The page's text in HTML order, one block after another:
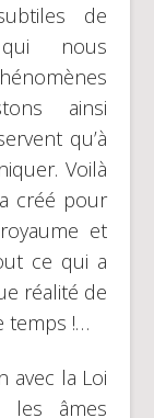
de
nous
ainsi
qu’à
Voilà
créé pour
et
ce qui a
réalité de
temps !…
avec la Loi
les âmes